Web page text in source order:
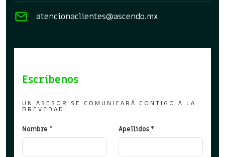
atencionaclientes@ascendo.mx
Escríbenos
UN ASESOR SE COMUNICARÁ CONTIGO A LA
BREVEDAD
Nombre * Apellidos *